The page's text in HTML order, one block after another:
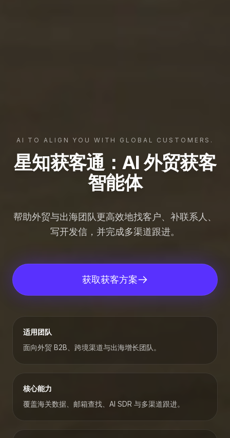
AI TO ALIGN YOU WITH GLOBAL CUSTOMERS.
星知获客通：AI 外贸获客
智能体
帮助外贸与出海团队更高效地找客户、补联系人、
写开发信，并完成多渠道跟进。
获取获客方案
适用团队
面向外贸 B2B、跨境渠道与出海增长团队。
核心能力
覆盖海关数据、邮箱查找、AI SDR 与多渠道跟进。